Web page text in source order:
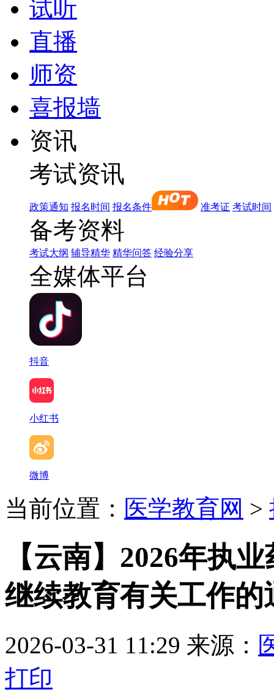
试听
直播
师资
喜报墙
资讯
考试资讯
政策通知 报名时间 报名条件 准考证 考试时间
备考资料
考试大纲 辅导精华 精华问答 经验分享
全媒体平台
抖音
小红书
微博
当前位置： 医学教育网 >
【云南】2026年执
继续教育有关工作的
2026-03-31 11:29 来源：
打印